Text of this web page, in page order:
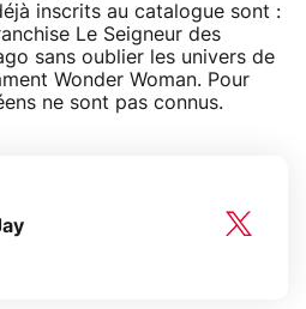
inscrits au catalogue sont :
Le Seigneur des
sans oublier les univers de
Wonder Woman. Pour
ne sont pas connus.